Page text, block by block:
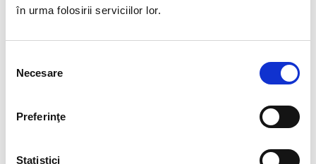
în urma folosirii serviciilor lor.
consimțământului
Necesare
Preferinţe
Statistici
26.02.2025, privind aprobarea normelor metodologice
face urmatoarele precizari:
Prin prezentul act normativ se aproba
normele de aplicare a OUG nr. 21/2023 prin care
cultural pot opta pentru inregistrarea ca lucrator